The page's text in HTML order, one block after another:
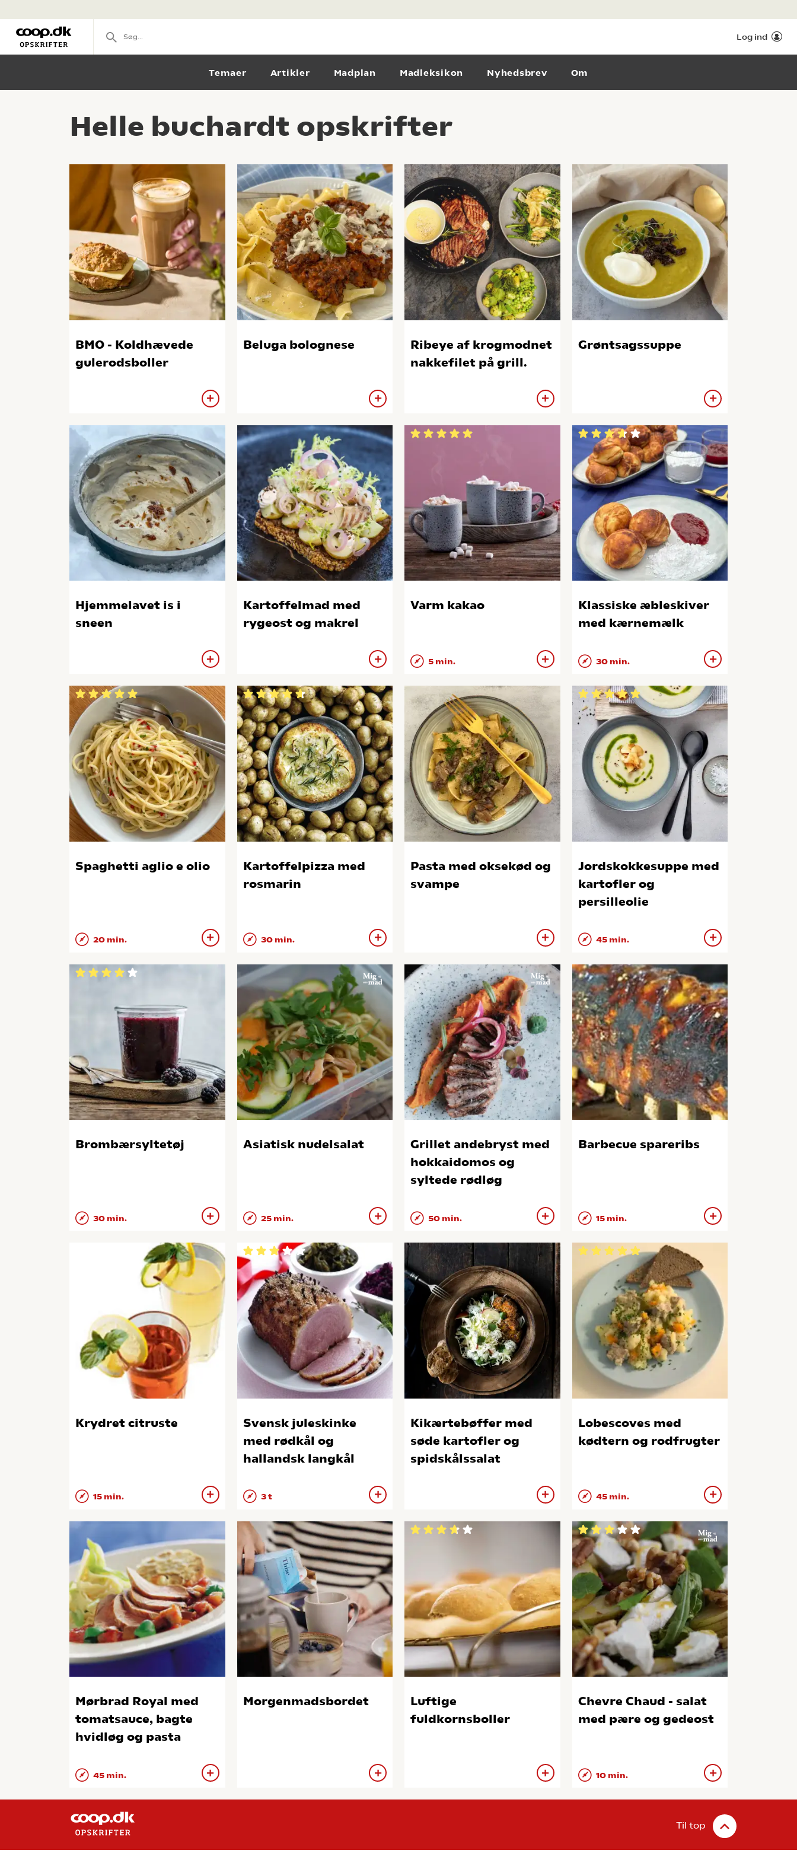
Log ind
Temaer Artikler Madplan Madleksikon Nyhedsbrev Om
Helle buchardt opskrifter
BMO - Koldhævede
gulerodsboller
Beluga bolognese
Ribeye af krogmodnet
nakkefilet på grill.
Grøntsagssuppe
Hjemmelavet is i
sneen
Kartoffelmad med
rygeost og makrel
Varm kakao
5 min.
Klassiske æbleskiver
med kærnemælk
30 min.
Spaghetti aglio e olio
20 min.
Kartoffelpizza med
rosmarin
30 min.
Pasta med oksekød og
svampe
Jordskokkesuppe med
kartofler og
persilleolie
45 min.
Brombærsyltetøj
30 min.
Asiatisk nudelsalat
25 min.
Grillet andebryst med
hokkaidomos og
syltede rødløg
50 min.
Barbecue spareribs
15 min.
Krydret citruste
15 min.
Svensk juleskinke
med rødkål og
hallandsk langkål
3 t
Kikærtebøffer med
søde kartofler og
spidskålssalat
Lobescoves med
kødtern og rodfrugter
45 min.
Mørbrad Royal med
tomatsauce, bagte
hvidløg og pasta
45 min.
Morgenmadsbordet
Luftige
fuldkornsboller
Chevre Chaud - salat
med pære og gedeost
10 min.
Til top